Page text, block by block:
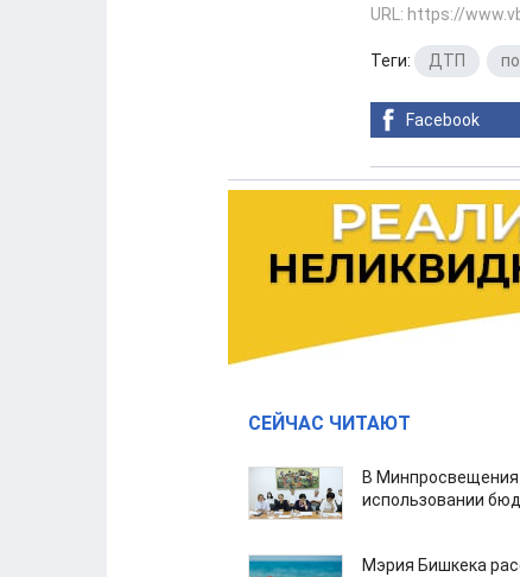
URL: https://
Теги: ДТП
Facebook
СЕЙЧАС ЧИТАЮТ
В
использовании
Мэрия Бишкека